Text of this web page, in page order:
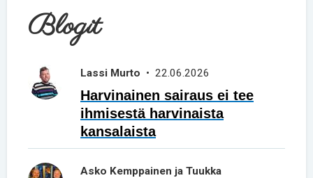
Blogit
Lassi Murto • 22.06.2026
Harvinainen sairaus ei tee
ihmisestä harvinaista
kansalaista
Asko Kemppainen ja Tuukka